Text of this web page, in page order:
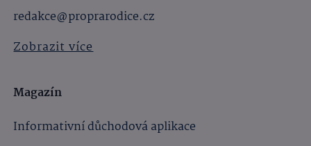
redakce@proprarodice.cz
Zobrazit více
Magazín
Informativní důchodová aplikace